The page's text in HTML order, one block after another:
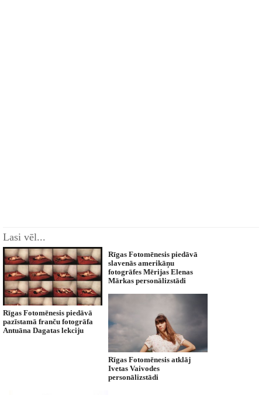
Lasi vēl...
Rīgas Fotomēnesis piedāvā
pazīstamā franču fotogrāfa
Antuāna Dagatas lekciju
Rīgas Fotomēnesis piedāvā
slavenās amerikāņu
fotogrāfes Mērijas Elenas
Mārkas personālizstādi
Rīgas Fotomēnesis atklāj
Ivetas Vaivodes
personālizstādi